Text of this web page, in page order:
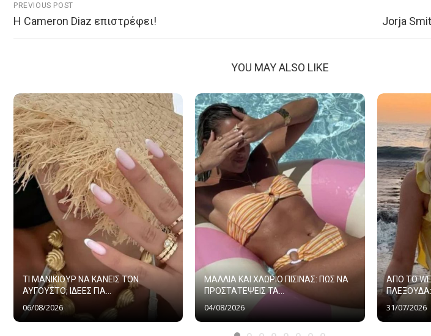
PREVIOUS POST
Η Cameron Diaz επιστρέφει! Jorja
YOU MAY ALSO LIKE
ΤΙ ΜΑΝΙΚΙΟΥΡ ΝΑ ΚΑΝΕΙΣ ΤΟΝ
ΑΥΓΟΥΣΤΟ; ΙΔΕΕΣ ΓΙΑ...
06/08/2026
ΜΑΛΛΙΑ ΚΑΙ ΧΛΩΡΙΟ ΠΙΣΙΝΑΣ: ΠΩΣ ΝΑ
ΠΡΟΣΤΑΤΕΨΕΙΣ ΤΑ...
04/08/2026
ΑΠΟ ΤΟ
31/07/2026